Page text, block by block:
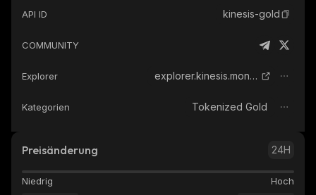
API ID kinesis-gold
COMMUNITY
Explorer explorer.kinesis.money
Kategorien Tokenized Gold
Preisänderung 24H
Niedrig Hoch